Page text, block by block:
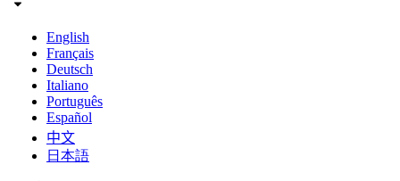
English
Français
Deutsch
Italiano
Português
Español
中文
日本語